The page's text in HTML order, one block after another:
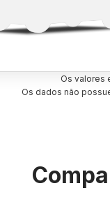
Os valores
Os dados não